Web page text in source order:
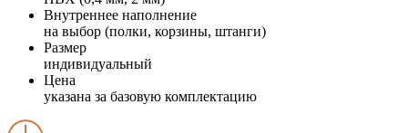
Внутреннее наполнение
на выбор (полки, корзины, штанги)
Размер
индивидуальный
Цена
указана за базовую комплектацию